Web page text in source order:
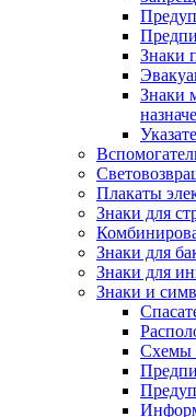
Знаки
Знаки
Плакаты
Знаки для
Знаки для
Знаки для
Знаки и
Схемы